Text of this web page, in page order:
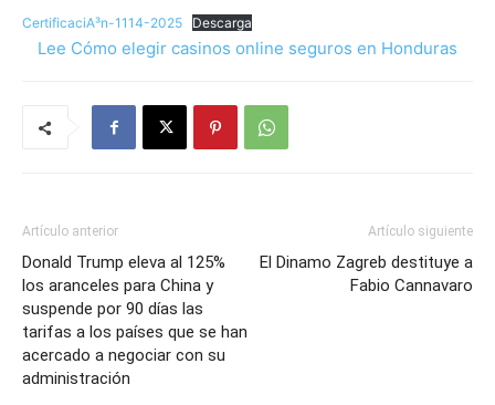
CertificaciA³n-1114-2025 Descarga
Lee Cómo elegir casinos online seguros en Honduras
Artículo anterior
Donald Trump eleva al 125%
los aranceles para China y
suspende por 90 días las
tarifas a los países que se han
acercado a negociar con su
administración
Artículo siguiente
El Dinamo Zagreb destituye a
Fabio Cannavaro